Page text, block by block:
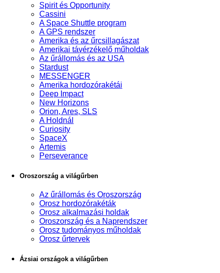
Spirit és Opportunity
Cassini
A Space Shuttle program
A GPS rendszer
Amerika és az űrcsillagászat
Amerikai távérzékelő műholdak
Az űrállomás és az USA
Stardust
MESSENGER
Amerika hordozórakétái
Deep Impact
New Horizons
Orion, Ares, SLS
A Holdnál
Curiosity
SpaceX
Artemis
Perseverance
Oroszország a világűrben
Az űrállomás és Oroszország
Orosz hordozórakéták
Orosz alkalmazási holdak
Oroszország és a Naprendszer
Orosz tudományos műholdak
Orosz űrtervek
Ázsiai országok a világűrben